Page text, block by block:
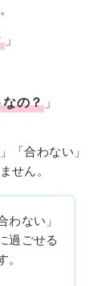
」
の？ 」
「合わない」
せん。
ない」
過ごせる